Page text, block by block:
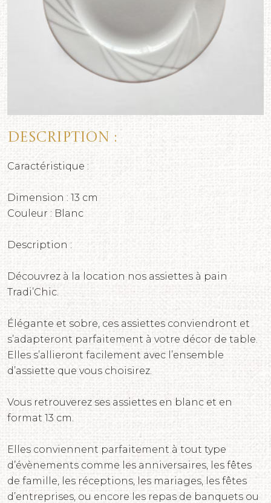
Description :
Caractéristique :
Dimension : 13 cm
Couleur : Blanc
Description :
Découvrez à la location nos assiettes à pain
Tradi’Chic.
Élégante et sobre, ces assiettes conviendront et
s’adapteront parfaitement à votre décor de table.
Elles s’allieront facilement avec l’ensemble
d’assiette que vous choisirez.
Vous retrouverez ses assiettes en blanc et en
format 13 cm.
Elles conviennent parfaitement à tout type
d’évènements comme les anniversaires, les fêtes
de famille, les réceptions, les mariages, les fêtes
d’entreprises, ou encore les repas de banquets ou